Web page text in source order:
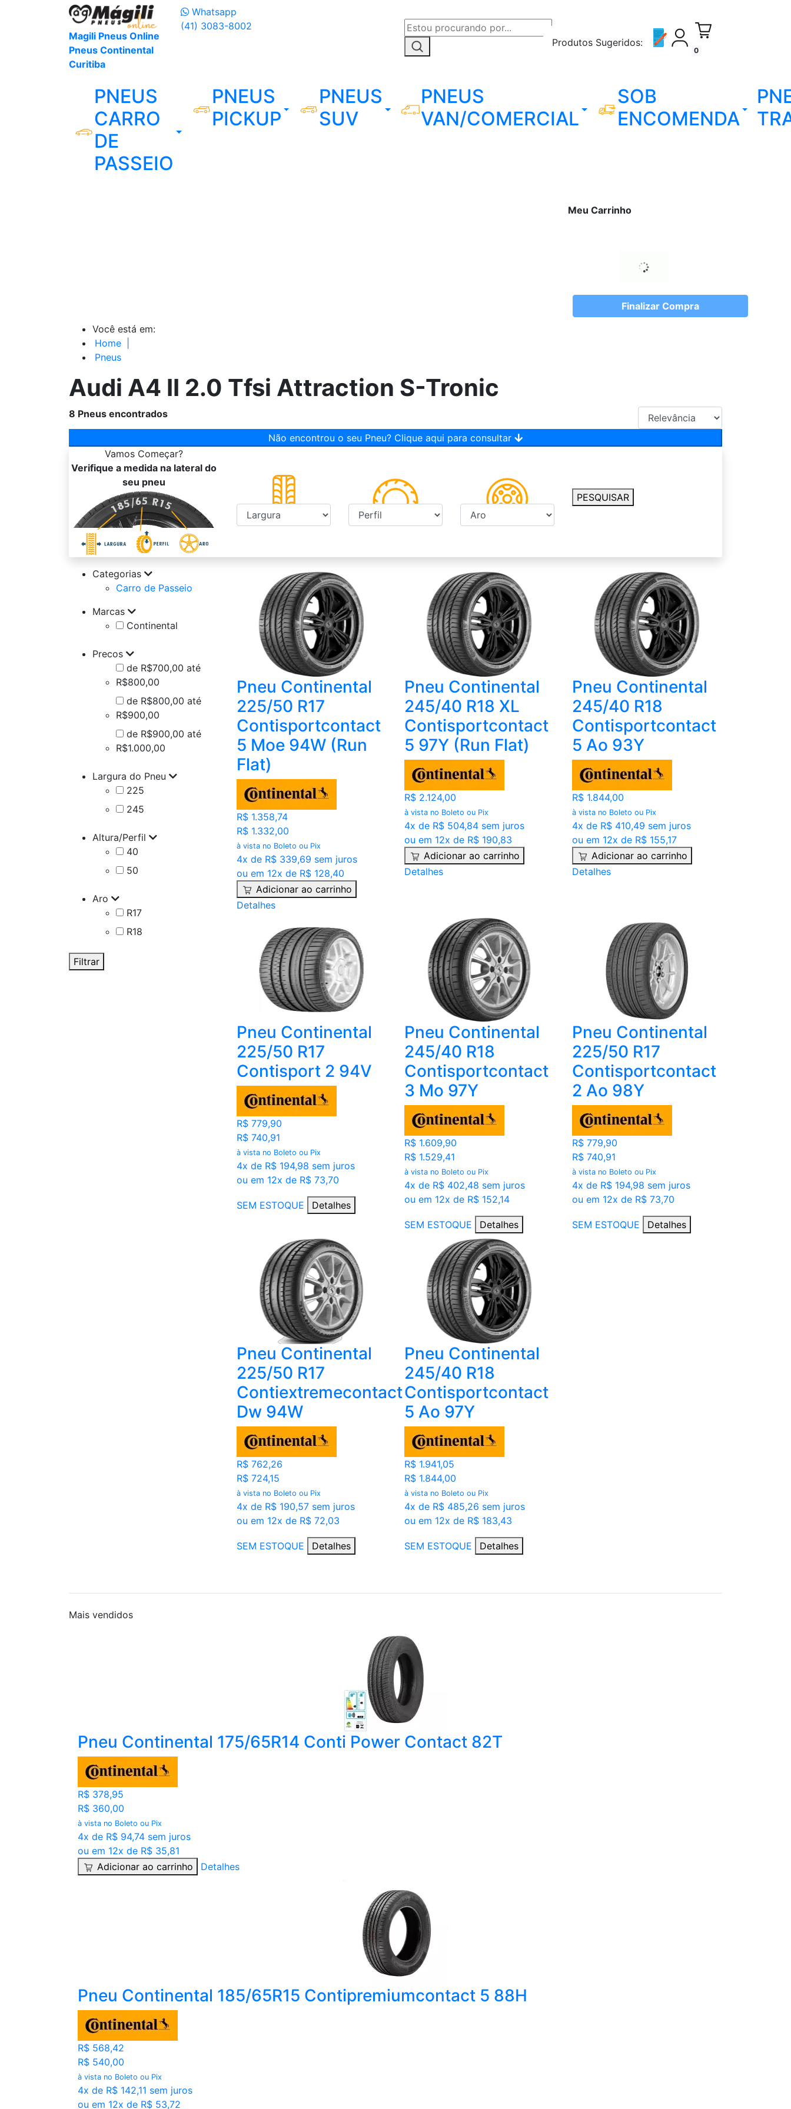
Magili Pneus Online
Pneus Continental
Curitiba
Whatsapp
(41) 3083-8002
Produtos Sugeridos:
0
PNEUS
CARRO
DE
PASSEIO
PNEUS
PICKUP
PNEUS
SUV
PNEUS
VAN/COMERCIAL
SOB
ENCOMENDA
Meu Carrinho
Finalizar Compra
Você está em:
Home
Pneus
Audi A4 II 2.0 Tfsi Attraction S-Tronic
8 Pneus encontrados
Não encontrou o seu Pneu? Clique aqui para consultar
Vamos Começar?
Verifique a medida na lateral do
seu pneu
PESQUISAR
Categorias
Carro de Passeio
Marcas
Continental
Precos
de R$700,00 até
R$800,00
de R$800,00 até
R$900,00
de R$900,00 até
R$1.000,00
Largura do Pneu
225
245
Altura/Perfil
40
50
Aro
R17
R18
Filtrar
Pneu Continental
225/50 R17
Contisportcontact
5 Moe 94W (Run
Flat)
R$ 1.358,74
R$ 1.332,00
à vista no Boleto ou Pix
4x de R$ 339,69 sem juros
ou em 12x de R$ 128,40
Adicionar ao carrinho
Detalhes
Pneu Continental
245/40 R18 XL
Contisportcontact
5 97Y (Run Flat)
R$ 2.124,00
à vista no Boleto ou Pix
4x de R$ 504,84 sem juros
ou em 12x de R$ 190,83
Adicionar ao carrinho
Detalhes
Pneu Continental
245/40 R18
Contisportcontact
5 Ao 93Y
R$ 1.844,00
à vista no Boleto ou Pix
4x de R$ 410,49 sem juros
ou em 12x de R$ 155,17
Adicionar ao carrinho
Detalhes
Pneu Continental
225/50 R17
Contisport 2 94V
R$ 779,90
R$ 740,91
à vista no Boleto ou Pix
4x de R$ 194,98 sem juros
ou em 12x de R$ 73,70
SEM ESTOQUE Detalhes
Pneu Continental
245/40 R18
Contisportcontact
3 Mo 97Y
R$ 1.609,90
R$ 1.529,41
à vista no Boleto ou Pix
4x de R$ 402,48 sem juros
ou em 12x de R$ 152,14
SEM ESTOQUE Detalhes
Pneu Continental
225/50 R17
Contisportcontact
2 Ao 98Y
R$ 779,90
R$ 740,91
à vista no Boleto ou Pix
4x de R$ 194,98 sem juros
ou em 12x de R$ 73,70
SEM ESTOQUE Detalhes
Pneu Continental
225/50 R17
Contiextremecontact
Dw 94W
R$ 762,26
R$ 724,15
à vista no Boleto ou Pix
4x de R$ 190,57 sem juros
ou em 12x de R$ 72,03
SEM ESTOQUE Detalhes
Pneu Continental
245/40 R18
Contisportcontact
5 Ao 97Y
R$ 1.941,05
R$ 1.844,00
à vista no Boleto ou Pix
4x de R$ 485,26 sem juros
ou em 12x de R$ 183,43
SEM ESTOQUE Detalhes
Mais vendidos
Pneu Continental 175/65R14 Conti Power Contact 82T
R$ 378,95
R$ 360,00
à vista no Boleto ou Pix
4x de R$ 94,74 sem juros
ou em 12x de R$ 35,81
Adicionar ao carrinho
Detalhes
Pneu Continental 185/65R15 Contipremiumcontact 5 88H
R$ 568,42
R$ 540,00
à vista no Boleto ou Pix
4x de R$ 142,11 sem juros
ou em 12x de R$ 53,72